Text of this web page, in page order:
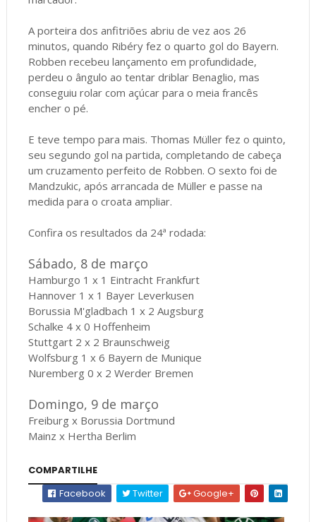
A porteira dos anfitriões abriu de vez aos 26
minutos, quando Ribéry fez o quarto gol do Bayern.
Robben recebeu lançamento em profundidade,
perdeu o ângulo ao tentar driblar Benaglio, mas
conseguiu rolar com açúcar para o meia francês
encher o pé.
E teve tempo para mais. Thomas Müller fez o quinto,
seu segundo gol na partida, completando de cabeça
um cruzamento perfeito de Robben. O sexto foi de
Mandzukic, após arrancada de Müller e passe na
medida para o croata ampliar.
Confira os resultados da 24ª rodada:
Sábado, 8 de março
Hamburgo 1 x 1 Eintracht Frankfurt
Hannover 1 x 1 Bayer Leverkusen
Borussia M'gladbach 1 x 2 Augsburg
Schalke 4 x 0 Hoffenheim
Stuttgart 2 x 2 Braunschweig
Wolfsburg 1 x 6 Bayern de Munique
Nuremberg 0 x 2 Werder Bremen
Domingo, 9 de março
Freiburg x Borussia Dortmund
Mainz x Hertha Berlim
COMPARTILHE
Facebook
Twitter Google+